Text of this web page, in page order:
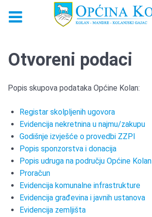
Otvoreni podaci
Popis skupova podataka Općine Kolan:
Registar skolpljenih ugovora
Evidencija nekretnina u najmu/zakupu
Godišnje izvješće o provedbi ZZPI
Popis sponzorstva i donacija
Popis udruga na području Općine Kolan
Proračun
Evidencija komunalne infrastrukture
Evidencija građevina i javnih ustanova
Evidencija zemljišta